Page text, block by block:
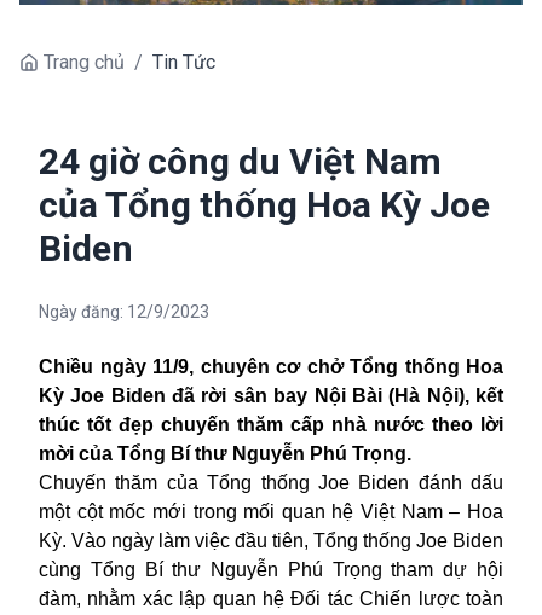
Trang chủ / Tin Tức
24 giờ công du Việt Nam
của Tổng thống Hoa Kỳ Joe
Biden
Ngày đăng: 12/9/2023
Chiều ngày 11/9, chuyên cơ chở Tổng thống Hoa
Kỳ Joe Biden đã rời sân bay Nội Bài (Hà Nội), kết
thúc tốt đẹp chuyến thăm cấp nhà nước theo lời
mời của Tổng Bí thư Nguyễn Phú Trọng.
Chuyến thăm của Tổng thống Joe Biden đánh dấu
một cột mốc mới trong mối quan hệ Việt Nam – Hoa
Kỳ. Vào ngày làm việc đầu tiên, Tổng thống Joe Biden
cùng Tổng Bí thư Nguyễn Phú Trọng tham dự hội
đàm, nhằm xác lập quan hệ Đối tác Chiến lược toàn